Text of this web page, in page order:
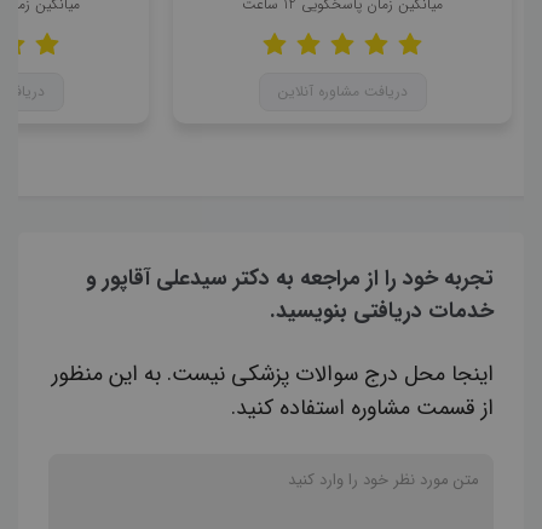
دریافت مشاوره آنلاین
تجربه خود را از مراجعه به دکتر سیدعلی آقاپور و
خدمات دریافتی بنویسید.
اینجا محل درج سوالات پزشکی نیست. به این منظور
از قسمت مشاوره استفاده کنید.